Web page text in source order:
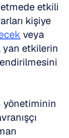
etkili
kişiye
veya
yan etkilerin
yönetiminin